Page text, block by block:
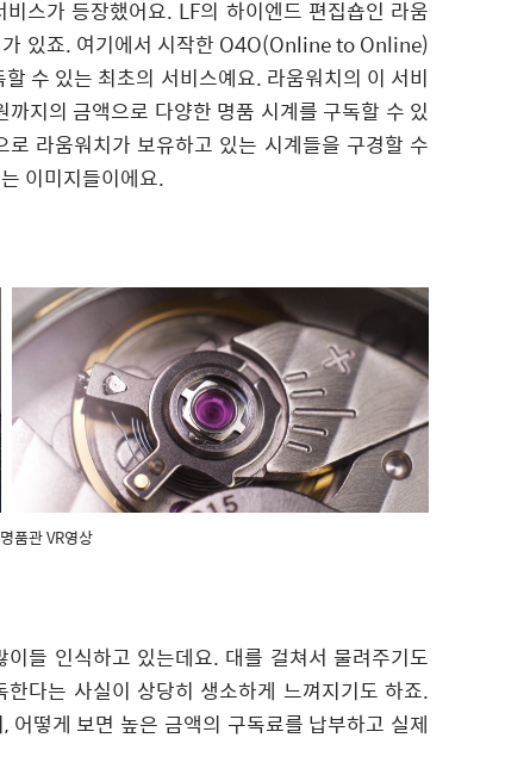
스가 등장했어요. LF의 하이엔드 편집숍인 라움
있죠. 여기에서 시작한 O4O(Online to Online)
수 있는 최초의 서비스예요. 라움워치의 이 서비
지의 금액으로 다양한 명품 시계를 구독할 수 있
라움워치가 보유하고 있는 시계들을 구경할 수
이미지들이에요.
품관 VR영상
들 인식하고 있는데요. 대를 걸쳐서 물려주기도
다는 사실이 상당히 생소하게 느껴지기도 하죠.
떻게 보면 높은 금액의 구독료를 납부하고 실제